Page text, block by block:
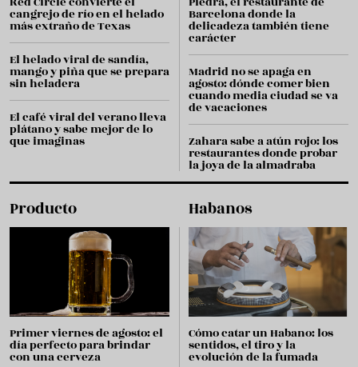
cangrejo de río en el helado
más extraño de Texas
El helado viral de sandía,
mango y piña que se prepara
sin heladera
El café viral del verano lleva
plátano y sabe mejor de lo
que imaginas
Barcelona donde la
delicadeza también tiene
carácter
Madrid no se apaga en
agosto: dónde comer bien
cuando media ciudad se va
de vacaciones
Zahara sabe a atún rojo: los
restaurantes donde probar
la joya de la almadraba
Producto
Primer viernes de agosto: el
día perfecto para brindar
con una cerveza
Habanos
Cómo catar un Habano: los
sentidos, el tiro y la
evolución de la fumada